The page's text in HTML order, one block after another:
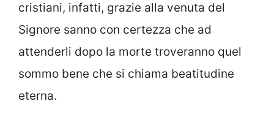
cristiani, infatti, grazie alla venuta del
Signore sanno con certezza che ad
attenderli dopo la morte troveranno quel
sommo bene che si chiama beatitudine
eterna.